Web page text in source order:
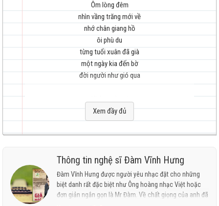
Ôm lòng đêm
nhìn vầng trăng mới về
nhớ chân giang hồ
ôi phù du
từng tuổi xuân đã già
một ngày kia đến bờ
đời người như gió qua
đường về ôi quá dài
những đêm xa người
chén rượu cay
trả lại từng tin vui
cho nhân gian chờ đợi
Về ngồi trong những ngày
Xem đầy đủ
Thông tin nghệ sĩ Đàm Vĩnh Hưng
Đàm Vĩnh Hưng được người yêu nhạc đặt cho những
biệt danh rất đặc biệt như Ông hoàng nhạc Việt hoặc
đơn giản ngắn gọn là Mr Đàm. Về chất giọng của anh đã